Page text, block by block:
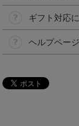
ギフト対応
ヘルプページ